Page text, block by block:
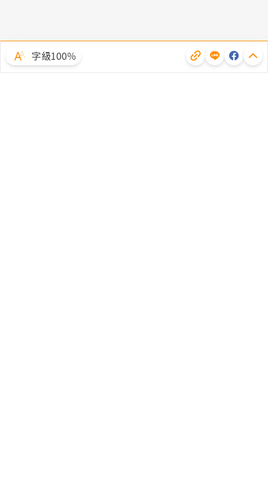
字級100％